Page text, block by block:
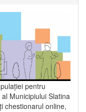
pentru
Municipiului Slatina
chestionarul online,